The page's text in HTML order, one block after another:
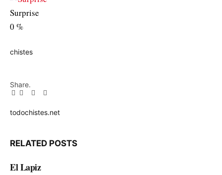
Surprise
0 %
chistes
Share.
Facebook
TwitterPinterest
LinkedIn
Tumblr
Email
todochistes.net
RELATED POSTS
El Lapiz